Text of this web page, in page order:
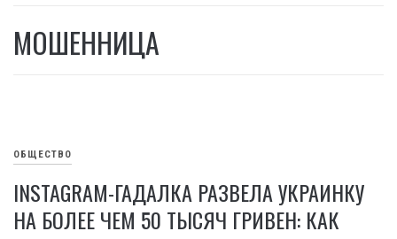
МОШЕННИЦА
ОБЩЕСТВО
INSTAGRAM-ГАДАЛКА РАЗВЕЛА УКРАИНКУ
НА БОЛЕЕ ЧЕМ 50 ТЫСЯЧ ГРИВЕН: КАК